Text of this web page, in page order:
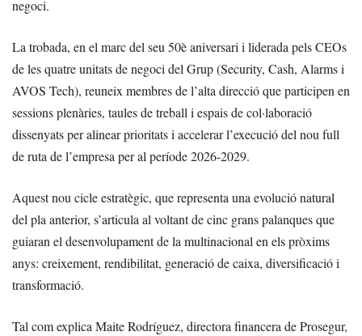
negoci.
La trobada, en el marc del seu 50è aniversari i liderada pels CEOs
de les quatre unitats de negoci del Grup (Security, Cash, Alarms i
AVOS Tech), reuneix membres de l’alta direcció que participen en
sessions plenàries, taules de treball i espais de col·laboració
dissenyats per alinear prioritats i accelerar l’execució del nou full
de ruta de l’empresa per al període 2026-2029.
Aquest nou cicle estratègic, que representa una evolució natural
del pla anterior, s’articula al voltant de cinc grans palanques que
guiaran el desenvolupament de la multinacional en els pròxims
anys: creixement, rendibilitat, generació de caixa, diversificació i
transformació.
Tal com explica Maite Rodríguez, directora financera de Prosegur,